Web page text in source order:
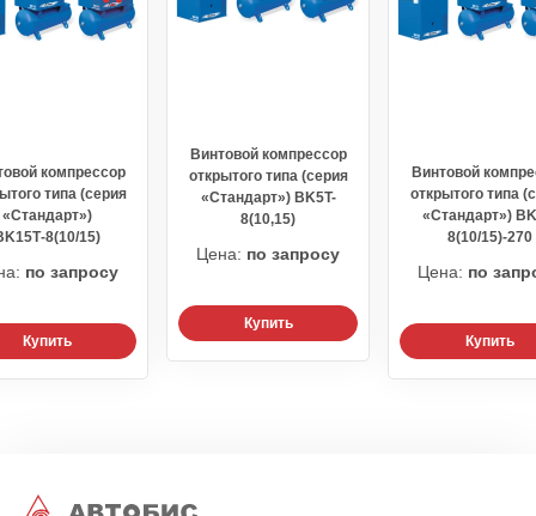
компрессор
типа (серия
«Стандарт»)
8(10/15)
по запросу
Купить
Винтовой компрессор
открытого типа (серия
«Стандарт») BK5T-
8(10,15)
Цена: по запросу
Купить
Винтовой
открытого типа
«Стандарт»)
8(10/15)-270
Цена: по
Купить